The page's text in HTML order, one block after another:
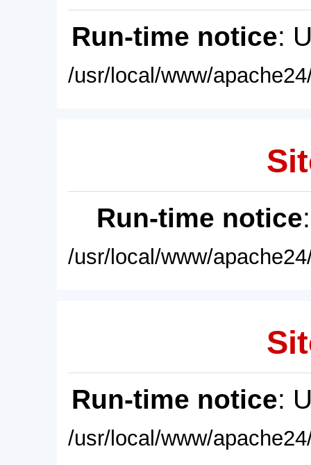
Run-time notice:
/usr/local/www/
Run-time notice
/usr/local/www/
Run-time notice:
/usr/local/www/